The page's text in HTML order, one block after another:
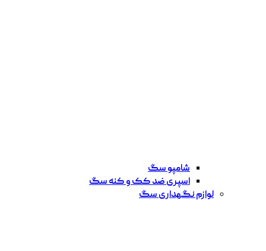
شامپو سگ
اسپری ضد کک و کنه سگ
لوازم نگهداری سگ